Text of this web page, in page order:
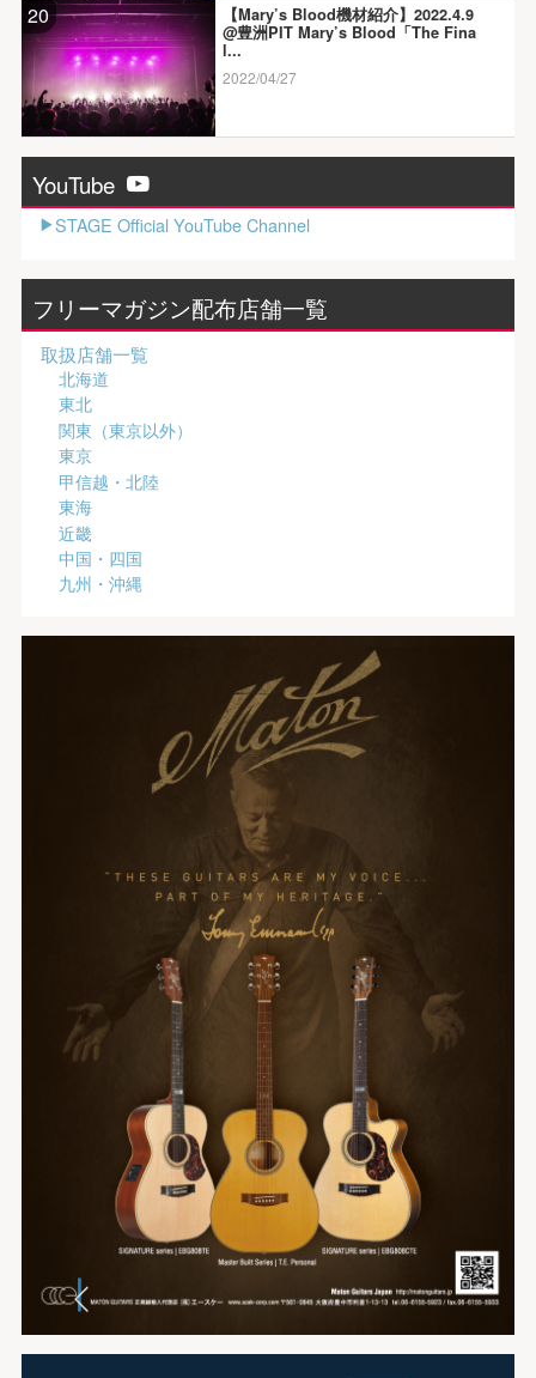
20
【Mary’s Blood機材紹介】2022.4.9
@豊洲PIT Mary’s Blood「The Fina
l...
2022/04/27
YouTube
STAGE Official YouTube Channel
フリーマガジン配布店舗一覧
取扱店舗一覧
北海道
東北
関東（東京以外）
東京
甲信越・北陸
東海
近畿
中国・四国
九州・沖縄